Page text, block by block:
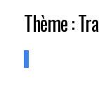
Thème :